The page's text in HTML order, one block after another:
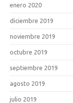
enero 2020
diciembre 2019
noviembre 2019
octubre 2019
septiembre 2019
agosto 2019
julio 2019